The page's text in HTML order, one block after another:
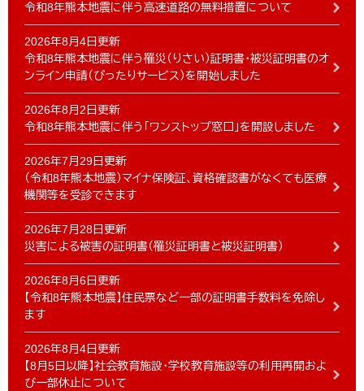
令和8年熊本地震に伴う高速道路の無料措置について
2026年8月4日更新
令和8年熊本地震に伴う罹災（りさい）証明書・被災証明書のオ
ンライン申請（ぴったりサービス）を開始しました
2026年8月2日更新
令和8年熊本地震に伴う「ワンストップ窓口」を開設しました
2026年7月29日更新
（令和8年熊本地震）マイナ保険証、資格確認書がなくても医療
機関等を受診できます
2026年7月28日更新
災害による被害の証明書（罹災証明書と被災証明書）
2026年8月6日更新
【令和8年熊本地震】住民票など一部の証明書手数料を免除し
ます
2026年8月4日更新
【8月5日以降】社会教育施設・学校教育施設等の利用再開およ
び一部休止について